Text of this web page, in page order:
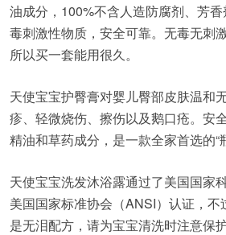
油成分，100%不含人造防腐剂、芳
毒刺激性物质，安全可靠。无毒无刺
所以买一套能用很久。
天使宝宝护臀膏对婴儿臀部皮肤温和
疹、轻微烧伤、擦伤以及鹅口疮。安
精油和草药成分，是一款全家首选的“
天使宝宝洗发沐浴露通过了美国国家
美国国家标准协会（ANSI）认证，
是无泪配方，请为宝宝清洗时注意保